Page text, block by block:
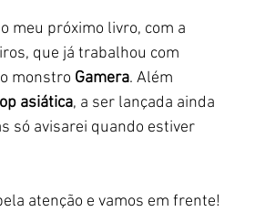
o meu próximo livro, com a
que já trabalhou com
monstro Gamera. Além
asiática, a ser lançada ainda
só avisarei quando estiver
atenção e vamos em frente!